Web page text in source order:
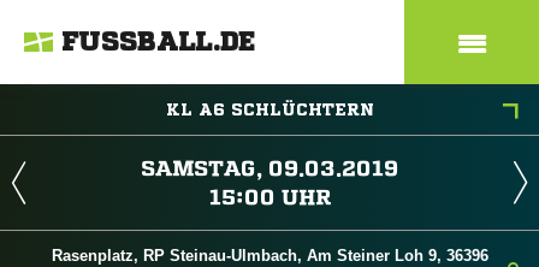
FUSSBALL.DE
KL A6 SCHLÜCHTERN
 
 
Rasenplatz, RP Steinau-Ulmbach, Am Steiner Loh 9, 36396